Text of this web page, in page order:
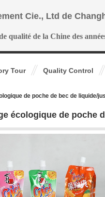
Cie., Ltd de
qualité de la Chine des
Tour Quality Control
de poche de bec de liquide/
écologique de poche